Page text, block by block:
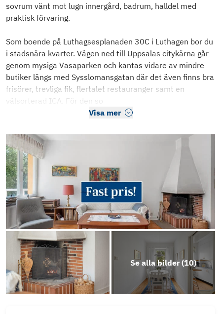
sovrum vänt mot lugn innergård, badrum, halldel med
praktisk förvaring.
Som boende på Luthagsesplanaden 30C i Luthagen bor du
i stadsnära kvarter. Vägen ned till Uppsalas citykärna går
genom mysiga Vasaparken och kantas vidare av mindre
butiker längs med Sysslomansgatan där det även finns bra
frisörer, trevliga fik, flertalet restauranger samt en
välsorterad ICA. För den so
Visa mer
Se alla bilder (10)